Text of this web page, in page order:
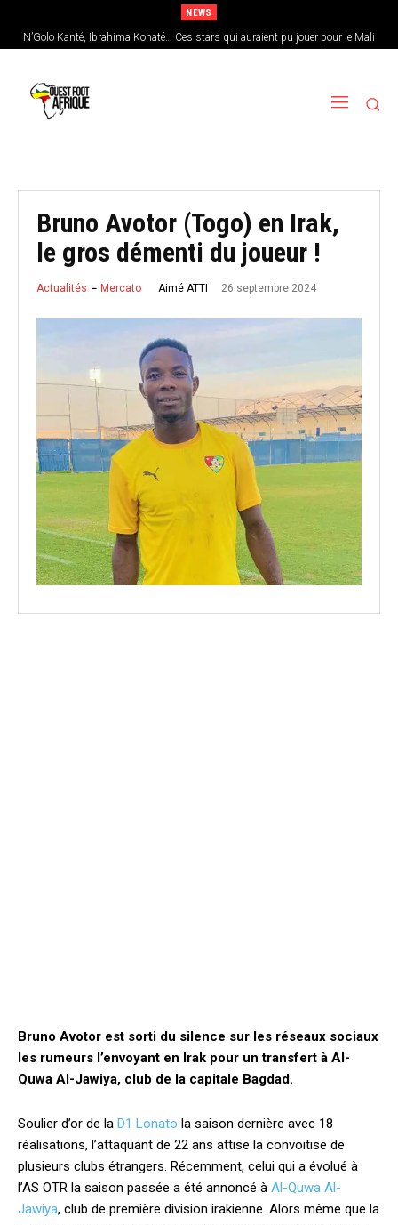
NEWS
N’Golo Kanté, Ibrahima Konaté… Ces stars qui auraient pu jouer pour le Mali
Sénégal : Patrick Vieira en pole position pour remplacer Pape Thiaw
Bruno Avotor (Togo) en Irak,
le gros démenti du joueur !
Actualités Mercato Aimé ATTI 26 septembre 2024
Bruno Avotor est sorti du silence sur les réseaux sociaux
les rumeurs l’envoyant en Irak pour un transfert à Al-
Quwa Al-Jawiya, club de la capitale Bagdad.
Soulier d’or de la D1 Lonato la saison dernière avec 18
réalisations, l’attaquant de 22 ans attise la convoitise de
plusieurs clubs étrangers. Récemment, celui qui a évolué à
l’AS OTR la saison passée a été annoncé à Al-Quwa Al-
Jawiya, club de première division irakienne. Alors même que la